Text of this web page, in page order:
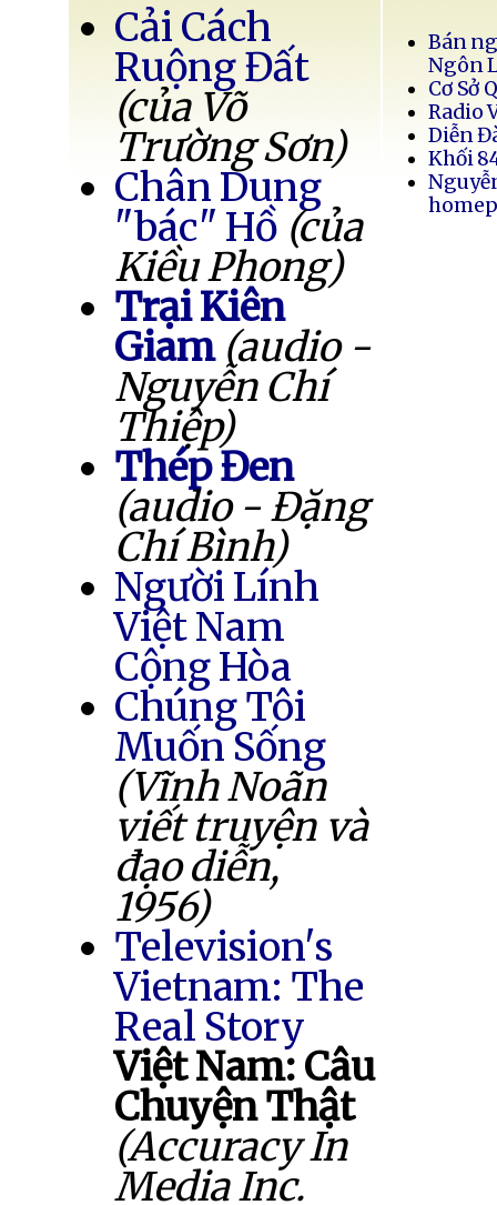
Cải Cách
Ruộng Đất
(của Võ
Trường Sơn)
Chân Dung
"bác" Hồ (của
Kiều Phong)
Trại Kiên
Giam (audio -
Nguyễn Chí
Thiệp)
Thép Đen
(audio - Đặng
Chí Bình)
Người Lính
Việt Nam
Cộng Hòa
Chúng Tôi
Muốn Sống
(Vĩnh Noãn
viết truyện và
đạo diễn,
1956)
Television's
Vietnam: The
Real Story
Việt Nam: Câu
Chuyện Thật
(Accuracy In
Media Inc.
Bán
Ngôn
Cơ Sở
Radio
Diễn
Khối